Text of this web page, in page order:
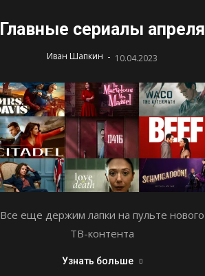
сериалы апреля
Иван Шапкин - 10.04.2023
Все еще держим лапки на пульте нового
ТВ-контента
Узнать больше